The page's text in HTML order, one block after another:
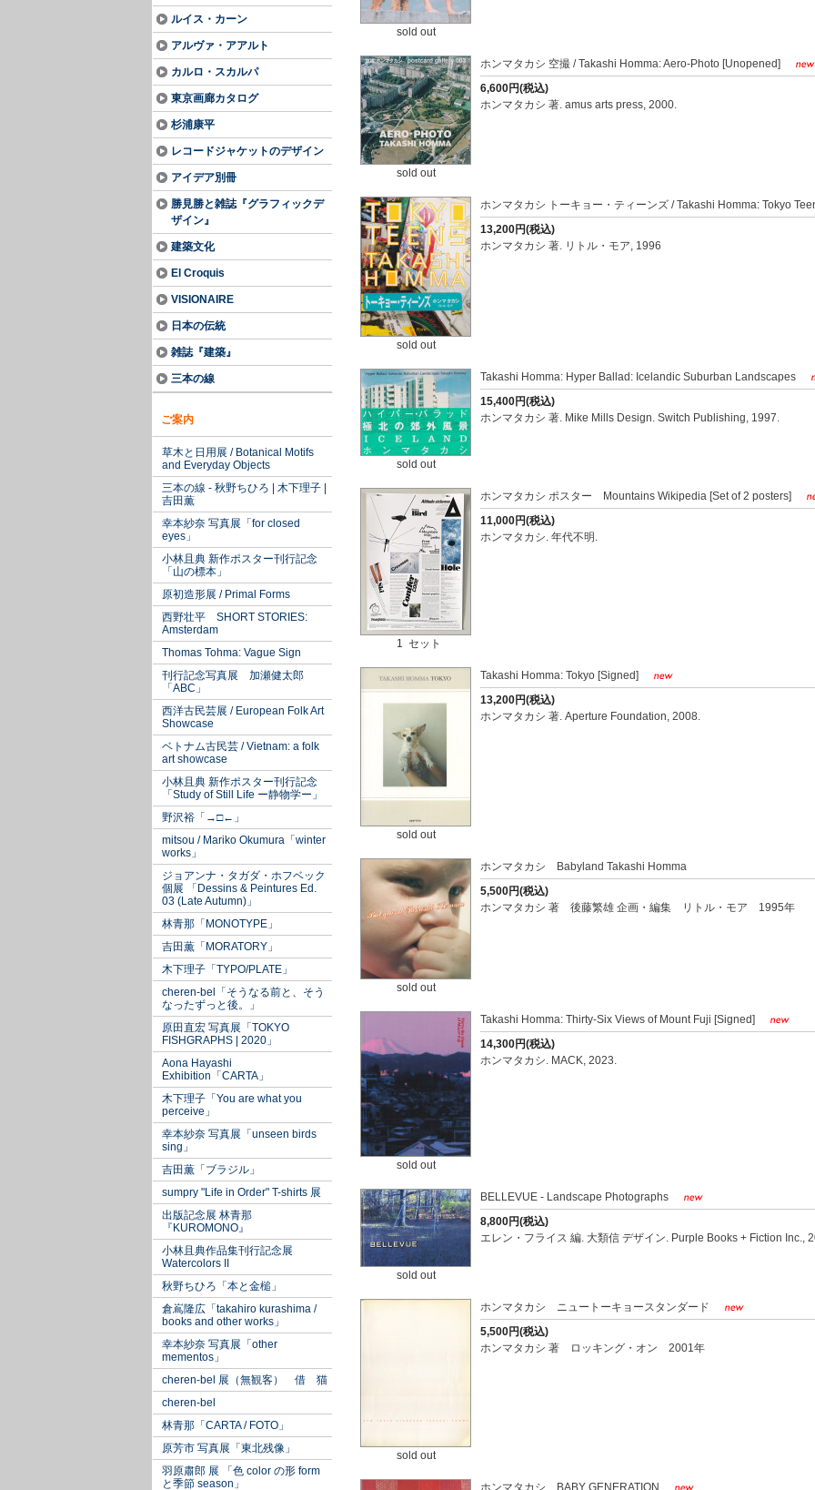
ルイス・カーン
アルヴァ・アアルト
カルロ・スカルパ
東京画廊カタログ
杉浦康平
レコードジャケットのデザイン
アイデア別冊
勝見勝と雑誌『グラフィックデ
ザイン』
建築文化
El Croquis
VISIONAIRE
日本の伝統
雑誌『建築』
三本の線
ご案内
草木と日用展 / Botanical Motifs
and Everyday Objects
三本の線 - 秋野ちひろ | 木下理子 |
吉田薫
幸本紗奈 写真展「for closed
eyes」
小林且典 新作ポスター刊行記念
「山の標本」
原初造形展 / Primal Forms
西野壮平 SHORT STORIES:
Amsterdam
Thomas Tohma: Vague Sign
刊行記念写真展 加瀬健太郎
「ABC」
西洋古民芸展 / European Folk Art
Showcase
ベトナム古民芸 / Vietnam: a folk
art showcase
小林且典 新作ポスター刊行記念
「Study of Still Life ー静物学ー」
野沢裕「→□←」
mitsou / Mariko Okumura「winter
works」
ジョアンナ・タガダ・ホフベック
個展 「Dessins & Peintures Ed.
03 (Late Autumn)」
林青那「MONOTYPE」
吉田薫「MORATORY」
木下理子「TYPO/PLATE」
cheren-bel「そうなる前と、そう
なったずっと後。」
原田直宏 写真展「TOKYO
FISHGRAPHS | 2020」
Aona Hayashi
Exhibition「CARTA」
木下理子「You are what you
perceive」
幸本紗奈 写真展「unseen birds
sing」
吉田薫「ブラジル」
sumpry "Life in Order" T-shirts 展
出版記念展 林青那
『KUROMONO』
小林且典作品集刊行記念展
Watercolors II
秋野ちひろ「本と金槌」
倉嶌隆広「takahiro kurashima /
books and other works」
幸本紗奈 写真展「other
mementos」
cheren-bel 展（無観客） 借 猫
cheren-bel
林青那「CARTA / FOTO」
原芳市 写真展「東北残像」
羽原肅郎 展 「色 color の形 form
と季節 season」
sold out
sold out
ホンマタカシ 空撮 / Takashi Homma: Aero-Photo [Unopened]
6,600円(税込)
ホンマタカシ 著. amus arts press, 2000.
sold out
ホンマタカシ トーキョー・ティーンズ / Takashi Homma: Tokyo
13,200円(税込)
ホンマタカシ 著. リトル・モア, 1996
sold out
Takashi Homma: Hyper Ballad: Icelandic Suburban Landscapes
15,400円(税込)
ホンマタカシ 著. Mike Mills Design. Switch Publishing, 1997.
1 セット
ホンマタカシ ポスター Mountains Wikipedia [Set of 2 posters]
11,000円(税込)
ホンマタカシ. 年代不明.
sold out
Takashi Homma: Tokyo [Signed]
13,200円(税込)
ホンマタカシ 著. Aperture Foundation, 2008.
sold out
ホンマタカシ Babyland Takashi Homma
5,500円(税込)
ホンマタカシ 著 後藤繁雄 企画・編集 リトル・モア 1995年
sold out
Takashi Homma: Thirty-Six Views of Mount Fuji [Signed]
14,300円(税込)
ホンマタカシ. MACK, 2023.
sold out
BELLEVUE - Landscape Photographs
8,800円(税込)
エレン・フライス 編. 大類信 デザイン. Purple Books + Fiction Inc.,
sold out
ホンマタカシ ニュートーキョースタンダード
5,500円(税込)
ホンマタカシ 著 ロッキング・オン 2001年
ホンマタカシ BABY GENERATION